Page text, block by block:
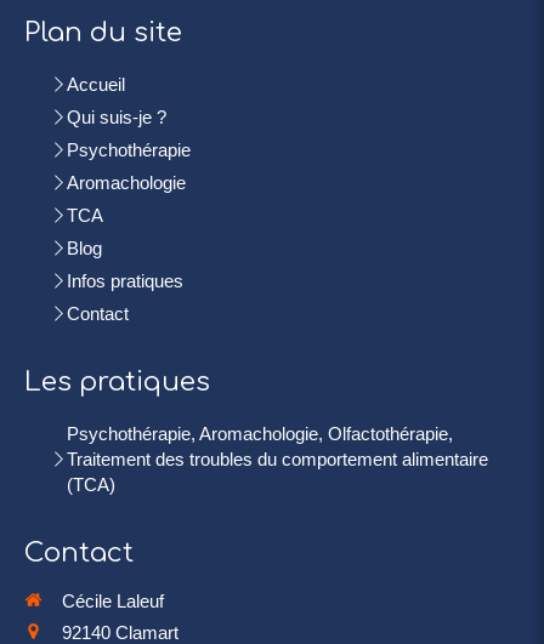
Plan du site
Accueil
Qui suis-je ?
Psychothérapie
Aromachologie
TCA
Blog
Infos pratiques
Contact
Les pratiques
Psychothérapie, Aromachologie, Olfactothérapie,
Traitement des troubles du comportement alimentaire
(TCA)
Contact
Cécile Laleuf
92140 Clamart